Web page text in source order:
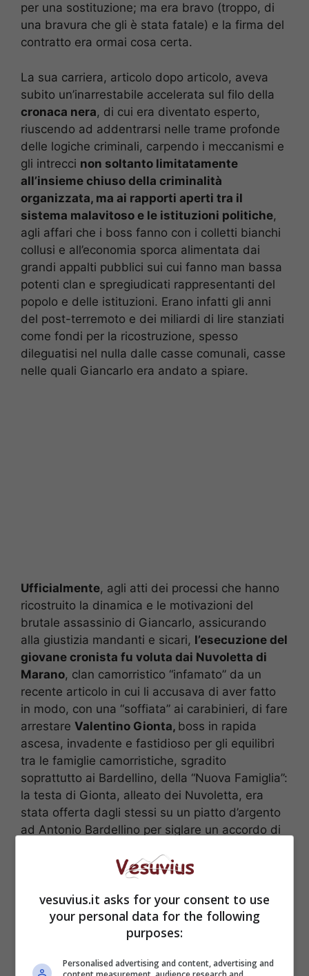
per una sostituzione; ma era bravo (troppo, di
una bravura che gli è stata fatale) e la firma del
contratto era ormai cosa certa.
La sua carriera, articolo dopo articolo, aveva
subito un’inarrestabile accelerata sul filo della
cronaca nera, di cui era diventato esperto,
riuscendo ad addentrarsi nelle trame profonde
delle logiche criminali, carpendo i meccanismi e
gli intrecci non soltanto limitatamente
all’insieme chiuso della criminalità
organizzata, ma ai rapporti aperti tra il
sistema malavitoso e le istituzioni politiche,
agli affari che i boss fanno con i colletti bianchi
collusi e all’economia sporca alimentata dai
grandi appalti pubblici sui cui fanno man bassa
potenti clan e spregiudicati rappresentanti del
popolo e delle istituzioni. Erano infatti gli anni
del post-terremoto e dei miliardi di lire stanziati
come fondi per la ricostruzione, spesso
dileguatisi nel nulla dalle casse comunali, casse
nelle quali Giancarlo era andato a spiare.
Ufficialmente, agli atti dei processi che hanno
ricostruito la dinamica e le motivazioni del
brutale assassinio di Giancarlo, assicurando
alla giustizia mandanti e sicari, l’esecuzione del
giovane cronista fu voluta dai Nuvoletta di
Marano, clan camorristico “infamato” da un
recente articolo in cui li accusava di aver fatto
in modo, con una “soffiata” ai carabinieri, di fare
arrestare Valentino Gionta, boss in rapida
ascesa, invadente e fastidioso per gli equilibri
tra le famiglie camorristiche, sgradito
soprattutto ai Bardellino, della “Nuova Famiglia”:
la testa di Gionta, alleato dei Nuvoletta, era
stata offerta dagli stessi su un piatto d’argento
ad Antonio Bardellino per siglare un accordo di
infamante, contrario al codice d’onore mafioso,
che macchiava indelebilmente la rispettabilità e
danneggiava l’immagine dei Nuvoletta:
Giancarlo Siani doveva morire. Ciro Cappuccio e
Armando del Core, che oggi scontano
dieci colpi di pistola 7,65 massacrarono
vesuvius.it asks for your consent to use
your personal data for the following
purposes:
Personalised advertising and content, advertising and